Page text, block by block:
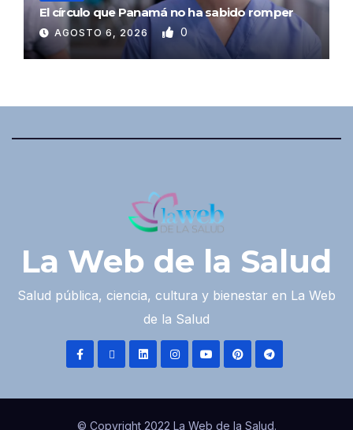
El círculo que Panamá no ha sabido romper
AGOSTO 6, 2026 0
La Web de la Salud
Salud pública, ciencia, cultura y bienestar en La Web
de la Salud
© Copyright 2022 La Web de la Salud.